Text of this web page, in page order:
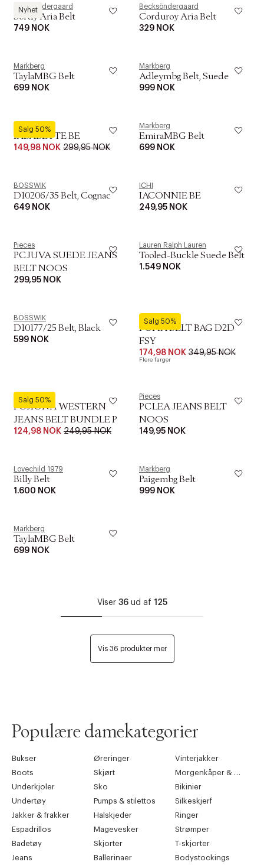
Nyhet
Becksöndergaard
Softly Aria Belt
749 NOK
Becksöndergaard
Corduroy Aria Belt
329 NOK
Markberg
TaylaMBG Belt
699 NOK
Markberg
Adleymbg Belt, Suede
999 NOK
Salg 50%
ICHI
IABABETTE BE
149,98 NOK 299,95 NOK
Markberg
EmiraMBG Belt
699 NOK
BOSSWIK
D10206/35 Belt, Cognac
649 NOK
ICHI
IACONNIE BE
249,95 NOK
Pieces
PCJUVA SUEDE JEANS
BELT NOOS
299,95 NOK
Lauren Ralph Lauren
Tooled-Buckle Suede Belt
1.549 NOK
BOSSWIK
D10177/25 Belt, Black
599 NOK
Salg 50%
Pieces
PCFIA BELT BAG D2D
FSY
174,98 NOK 349,95 NOK
Flere farger
Salg 50%
Pieces
PCJIONA WESTERN
JEANS BELT BUNDLE P
124,98 NOK 249,95 NOK
Pieces
PCLEA JEANS BELT
NOOS
149,95 NOK
Lovechild 1979
Billy Belt
1.600 NOK
Markberg
Paigembg Belt
999 NOK
Markberg
TaylaMBG Belt
699 NOK
Viser 36ud af 125
Vis 36 produkter mer
Populære damekategorier
Bukser Øreringer
Vinterjakker
Boots
Skjørt
Morgenkåper & kimonoer
Underkjoler
Sko
Bikinier
Undertøy
Pumps & stilettos
Silkeskjerf
Jakker & frakker
Halskjeder
Ringer
Espadrillos
Magevesker
Strømper
Badetøy
Skjorter
T-skjorter
Jeans
Ballerinaer
Bodystockings